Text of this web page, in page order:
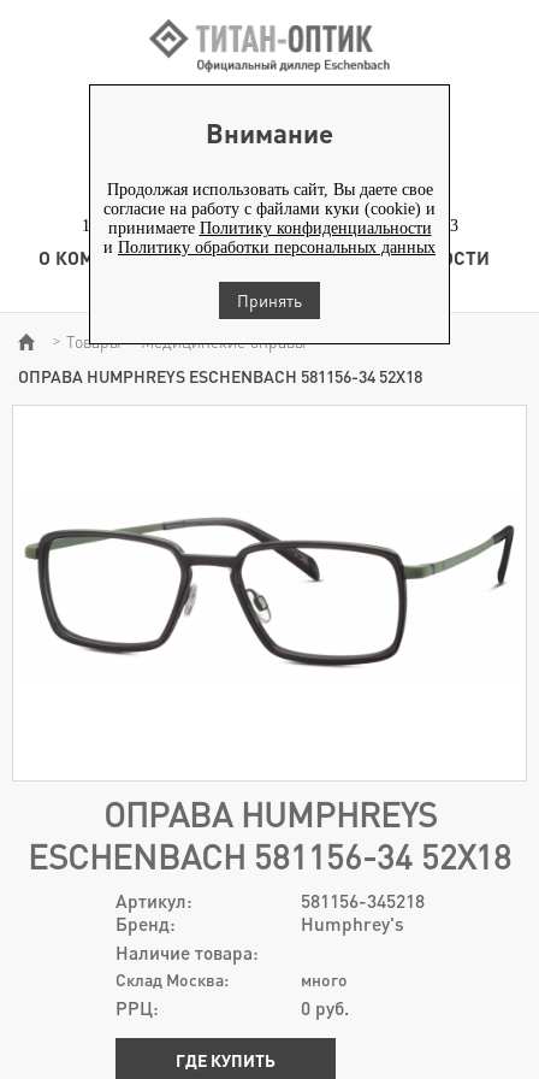
Внимание
Продолжая использовать сайт, Вы даете свое
согласие на работу с файлами куки (cookie) и
принимаете Политику конфиденциальности
и Политику обработки персональных данных
Принять
+7 (495) 653-82-70
117186, г. Москва, Севастопольский проспект, д. 23
О КОМПАНИИ ТОВАРЫ ТЕХНОЛОГИЯ
НОВОСТИ
КОНТЕНТ
> Товары > Медицинские оправы >
ОПРАВА HUMPHREYS ESCHENBACH 581156-34 52Х18
ОПРАВА HUMPHREYS
ESCHENBACH 581156-34 52Х18
Артикул:
581156-345218
Бренд:
Humphrey's
Наличие товара:
Склад Москва: много
РРЦ: 0 руб.
ГДЕ КУПИТЬ